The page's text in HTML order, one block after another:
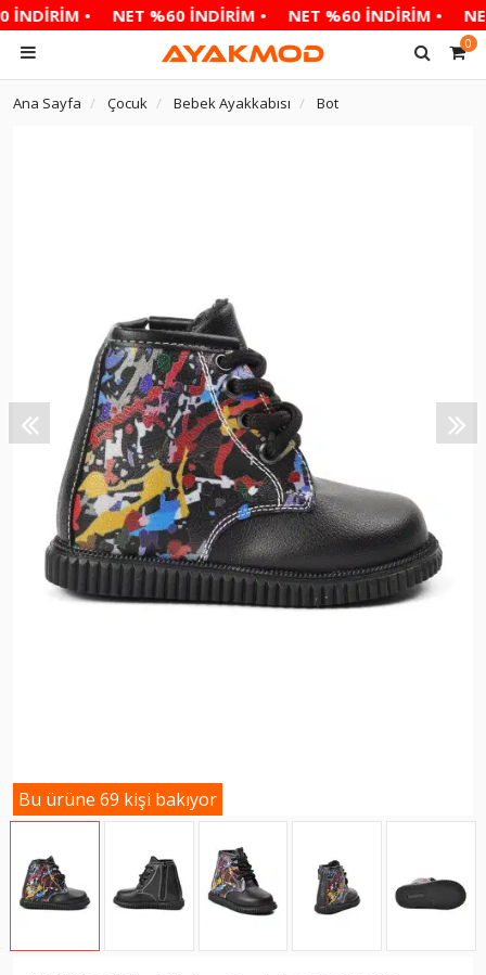
• NET %60 İNDİRİM • NET %60 İNDİRİM •
0
Ana Sayfa Çocuk Bebek Ayakkabısı Bot
Bu ürüne 69 kişi bakıyor